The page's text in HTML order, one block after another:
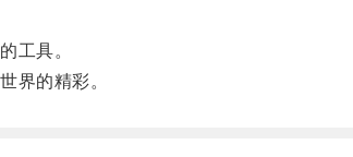
工具。
界的精彩。